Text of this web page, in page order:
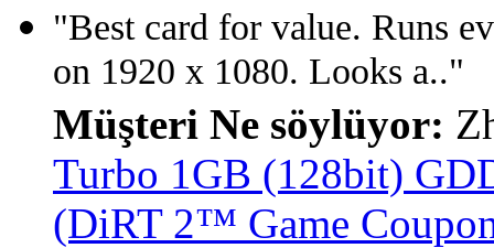
"Best card for value. Runs
on 1920 x 1080. Looks a.."
Müşteri Ne söylüyor:
Turbo 1GB (128bit)
(DiRT 2™ Game